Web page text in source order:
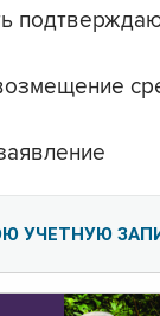
УЧЕТНУЮ